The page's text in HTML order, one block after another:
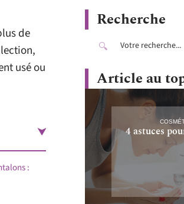
de
usé ou
:
Recherche
Article au
4 astuces